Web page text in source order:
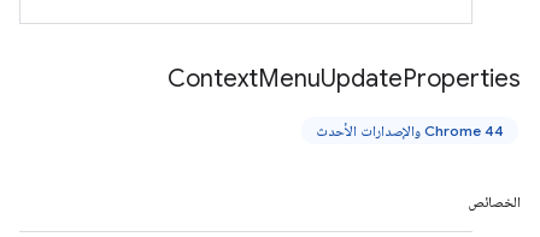
ContextMenuUpdateProperties
Chrome 44 والإصدارات الأحدث
الخصائص